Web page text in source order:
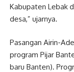
Kabupaten Lebak
desa,” ujarnya.
Pasangan Airin-
program Pijar
baru Banten).